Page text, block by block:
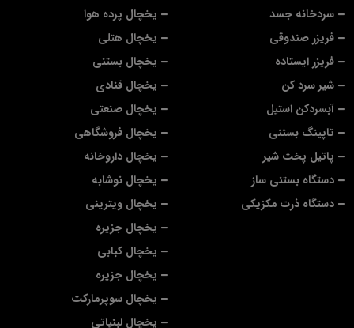
یخچال پرده هوا
یخچال هتلی
یخچال بستنی
یخچال قنادی
یخچال صنعتی
یخچال فروشگاهی
یخچال داروخانه
یخچال نوشابه
یخچال ویترینی
یخچال جزیره
یخچال کبابی
یخچال جزیره
یخچال سوپرمارکت
یخچال لبنیاتی
سردخانه جسد
فریزر صندوقی
فریزر ایستاده
شیر سرد کن
آبسردکن استیل
تاپینگ بستنی
پاتیل پخت شیر
دستگاه بستنی ساز
دستگاه ذرت مکزیکی